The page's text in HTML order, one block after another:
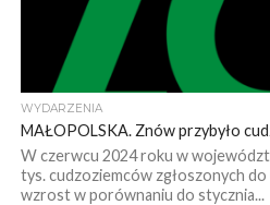
WYDARZENIA
MAŁOPOLSKA. Znów przybyło
W czerwcu 2024 roku w
tys. cudzoziemców zgłoszonych do
wzrost w porównaniu do stycznia...